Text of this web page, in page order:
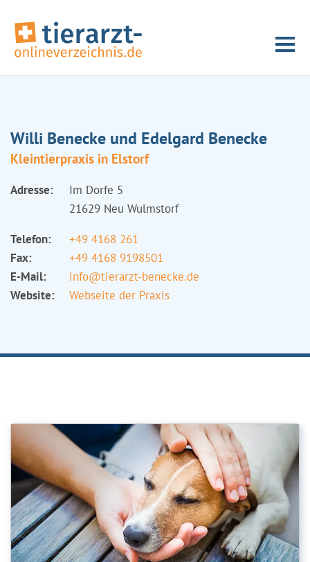
Willi Benecke und Edelgard Benecke
Kleintierpraxis in Elstorf
Adresse:
Im Dorfe 5
21629 Neu Wulmstorf
Telefon:
+49 4168 261
Fax:
+49 4168 9198501
E-Mail:
info@tierarzt-benecke.de
Website:
Webseite der Praxis